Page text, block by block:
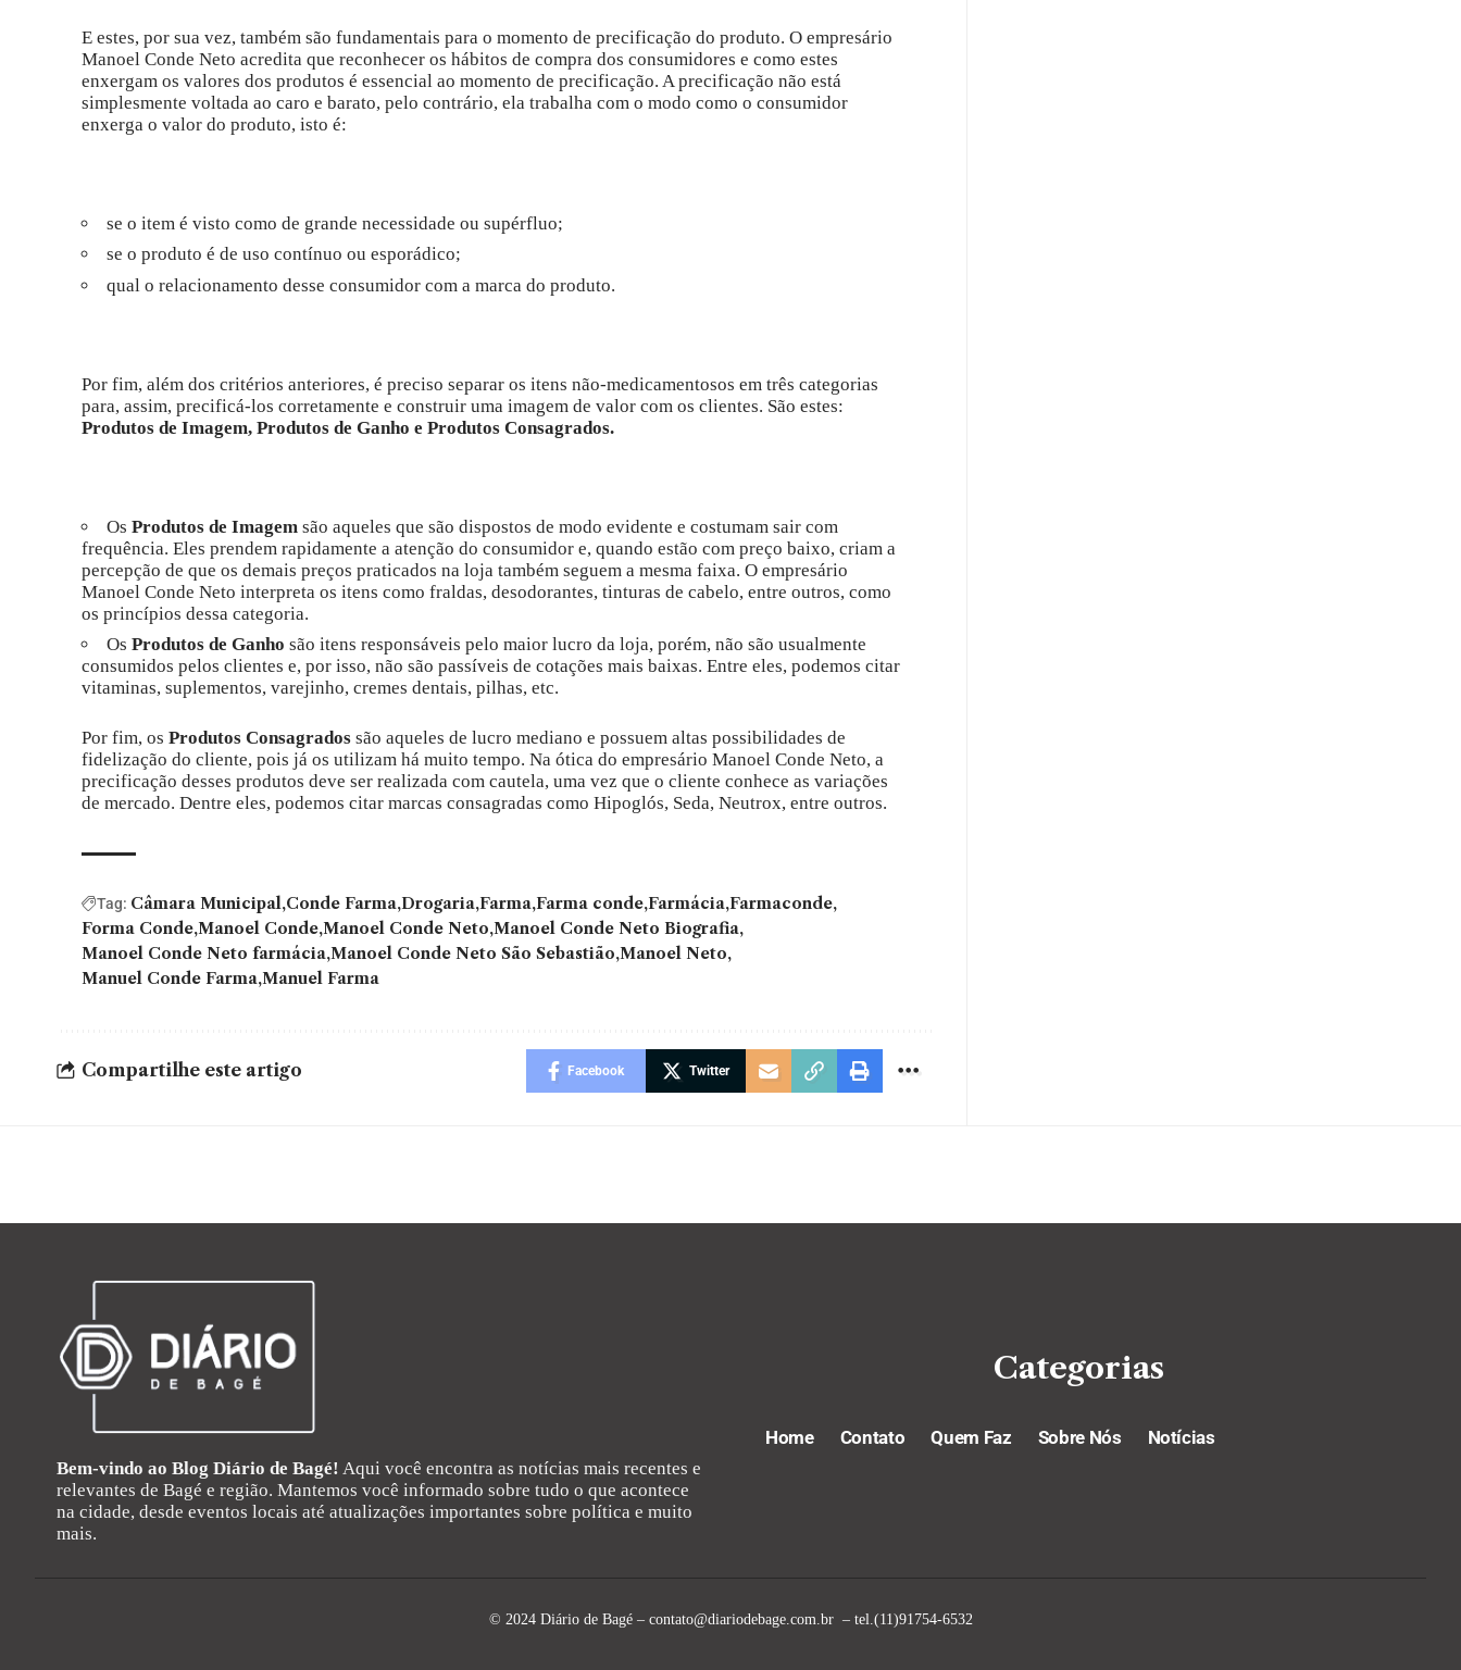
E estes, por sua vez, também são fundamentais para o momento de precificação do produto. O empresário
Manoel Conde Neto acredita que reconhecer os hábitos de compra dos consumidores e como estes
enxergam os valores dos produtos é essencial ao momento de precificação. A precificação não está
simplesmente voltada ao caro e barato, pelo contrário, ela trabalha com o modo como o consumidor
enxerga o valor do produto, isto é:
se o item é visto como de grande necessidade ou supérfluo;
se o produto é de uso contínuo ou esporádico;
qual o relacionamento desse consumidor com a marca do produto.
Por fim, além dos critérios anteriores, é preciso separar os itens não-medicamentosos em três categorias
para, assim, precificá-los corretamente e construir uma imagem de valor com os clientes. São estes:
Produtos de Imagem, Produtos de Ganho e Produtos Consagrados.
OsProdutos de Imagemsão aqueles que são dispostos de modo evidente e costumam sair com
frequência. Eles prendem rapidamente a atenção do consumidor e, quando estão com preço baixo, criam a
percepção de que os demais preços praticados na loja também seguem a mesma faixa. O empresário
Manoel Conde Neto interpreta os itens como fraldas, desodorantes, tinturas de cabelo, entre outros, como
os princípios dessa categoria.
OsProdutos de Ganhosão itens responsáveis pelo maior lucro da loja, porém, não são usualmente
consumidos pelos clientes e, por isso, não são passíveis de cotações mais baixas. Entre eles, podemos citar
vitaminas, suplementos, varejinho, cremes dentais, pilhas, etc.
Por fim, osProdutos Consagrados são aqueles de lucro mediano e possuem altas possibilidades de
fidelização do cliente, pois já os utilizam há muito tempo. Na ótica do empresário Manoel Conde Neto, a
precificação desses produtos deve ser realizada com cautela, uma vez que o cliente conhece as variações
de mercado. Dentre eles, podemos citar marcas consagradas como Hipoglós, Seda, Neutrox, entre outros.
Tag: Câmara Municipal Conde Farma Drogaria Farma Farma conde Farmácia Farmaconde
Forma Conde Manoel Conde Manoel Conde Neto Manoel Conde Neto Biografia
Manoel Conde Neto farmácia Manoel Conde Neto São Sebastião Manoel Neto
Manuel Conde Farma Manuel Farma
Compartilhe este artigo Facebook Twitter
Bem-vindo ao Blog Diário de Bagé! Aqui você encontra as notícias mais recentes e
relevantes de Bagé e região. Mantemos você informado sobre tudo o que acontece
na cidade, desde eventos locais até atualizações importantes sobre política e muito
mais.
Categorias
Home Contato Quem Faz Sobre Nós Notícias
© 2024 Diário de Bagé – contato@diariodebage.com.br– tel.(11)91754-6532